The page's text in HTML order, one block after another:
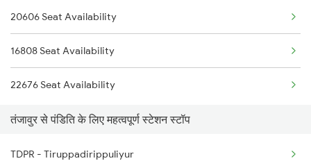
20606 Seat Availability
16808 Seat Availability
22676 Seat Availability
तंजावुर से पंडिति के लिए महत्वपूर्ण स्टेशन स्टॉप
TDPR - Tiruppadirippuliyur